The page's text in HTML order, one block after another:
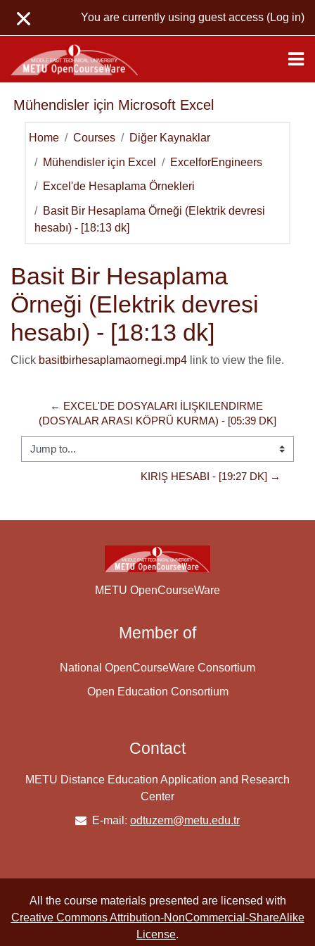
You are currently using guest access (Log in)
Mühendisler için Microsoft Excel
Home Courses Diğer Kaynaklar
Mühendisler için Excel ExcelforEngineers
Excel'de Hesaplama Örnekleri
Basit Bir Hesaplama Örneği (Elektrik devresi
hesabı) - [18:13 dk]
Basit Bir Hesaplama
Örneği (Elektrik devresi
hesabı) - [18:13 dk]
Click basitbirhesaplamaornegi.mp4 link to view the file.
← EXCEL'DE DOSYALARI İLIŞKILENDIRME
(DOSYALAR ARASI KÖPRÜ KURMA) - [05:39 DK]
Jump to...
KIRIŞ HESABI - [19:27 DK] →
METU OpenCourseWare
Member of
National OpenCourseWare Consortium
Open Education Consortium
Contact
METU Distance Education Application and Research
Center
E-mail: odtuzem@metu.edu.tr
All the course materials presented are licensed with
Creative Commons Attribution-NonCommercial-ShareAlike
License.